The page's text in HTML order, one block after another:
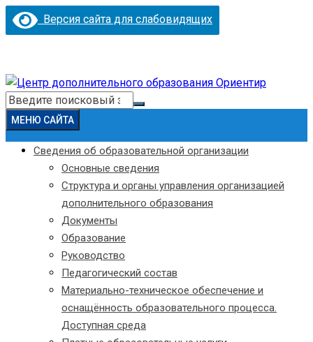
Версия сайта для слабовидящих
Перейти
к
содержимому
Искать:
МЕНЮ САЙТА
Сведения об образовательной организации
Основные сведения
Структура и органы управления организацией
дополнительного образования
Документы
Образование
Руководство
Педагогический состав
Материально-техническое обеспечение и
оснащённость образовательного процесса.
Доступная среда